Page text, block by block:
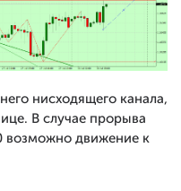
нисходящего канала,
В случае прорыва
возможно движение к